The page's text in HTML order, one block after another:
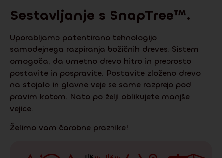
Sestavljanje s SnapTree™.
Uporabljamo patentirano tehnologijo
samodejnega razpiranja božičnih dreves. Sistem
omogoča, da umetno drevo hitro in preprosto
postavite in pospravite. Postavite zloženo drevo
na stojalo in glavne veje se same razprejo pod
pravim kotom. Nato po želji oblikujete manjše
vejice.
Želimo vam čarobne praznike!